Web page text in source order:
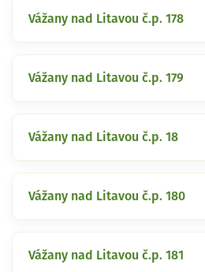
Vážany nad Litavou č.p. 178
Vážany nad Litavou č.p. 179
Vážany nad Litavou č.p. 18
Vážany nad Litavou č.p. 180
Vážany nad Litavou č.p. 181